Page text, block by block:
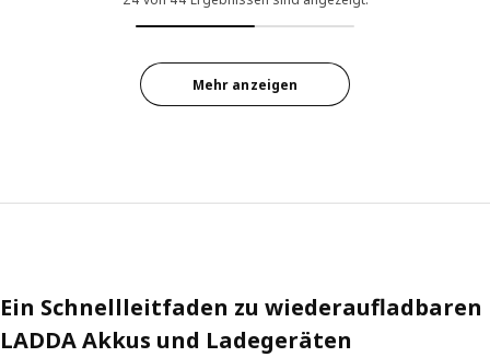
Mehr anzeigen
Ein Schnellleitfaden zu wiederaufladbaren
LADDA Akkus und Ladegeräten